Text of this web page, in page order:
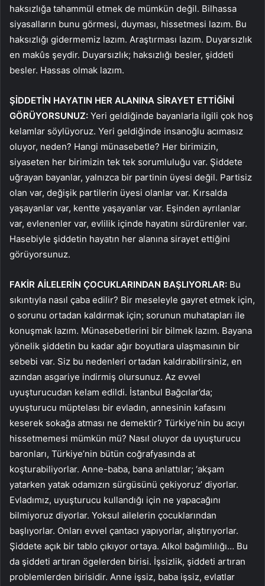
haksızlığa tahammül etmek de mümkün değil. Bilhassa
siyasalların bunu görmesi, duyması, hissetmesi lazım. Bu
haksızlığı gidermemiz lazım. Araştırması lazım. Duyarsızlık
en makûs şeydir. Duyarsızlık; haksızlığı besler, şiddeti
besler. Hassas olmak lazım.
ŞİDDETİN HAYATIN HER ALANINA SİRAYET ETTİĞİNİ
GÖRÜYORSUNUZ: Yeri geldiğinde bayanlarla ilgili çok hoş
kelamlar söylüyoruz. Yeri geldiğinde insanoğlu acımasız
oluyor, neden? Hangi münasebetle? Her birimizin,
siyaseten her birimizin tek tek sorumluluğu var. Şiddete
uğrayan bayanlar, yalnızca bir partinin üyesi değil. Partisiz
olan var, değişik partilerin üyesi olanlar var. Kırsalda
yaşayanlar var, kentte yaşayanlar var. Eşinden ayrılanlar
var, evlenenler var, evlilik içinde hayatını sürdürenler var.
Hasebiyle şiddetin hayatın her alanına sirayet ettiğini
görüyorsunuz.
FAKİR AİLELERİN ÇOCUKLARINDAN BAŞLIYORLAR: Bu
sıkıntıyla nasıl çaba edilir? Bir meseleyle gayret etmek için,
o sorunu ortadan kaldırmak için; sorunun muhatapları ile
konuşmak lazım. Münasebetlerini bir bilmek lazım. Bayana
yönelik şiddetin bu kadar ağır boyutlara ulaşmasının bir
sebebi var. Siz bu nedenleri ortadan kaldırabilirsiniz, en
azından asgariye indirmiş olursunuz. Az evvel
uyuşturucudan kelam edildi. İstanbul Bağcılar’da;
uyuşturucu müptelası bir evladın, annesinin kafasını
keserek sokağa atması ne demektir? Türkiye’nin bu acıyı
hissetmemesi mümkün mü? Nasıl oluyor da uyuşturucu
baronları, Türkiye’nin bütün coğrafyasında at
koşturabiliyorlar. Anne-baba, bana anlattılar; ‘akşam
yatarken yatak odamızın sürgüsünü çekiyoruz’ diyorlar.
Evladımız, uyuşturucu kullandığı için ne yapacağını
bilmiyoruz diyorlar. Yoksul ailelerin çocuklarından
başlıyorlar. Onları evvel çantacı yapıyorlar, alıştırıyorlar.
Şiddete açık bir tablo çıkıyor ortaya. Alkol bağımlılığı… Bu
da şiddeti artıran ögelerden birisi. İşsizlik, şiddeti artıran
problemlerden birisidir. Anne işsiz, baba işsiz, evlatlar